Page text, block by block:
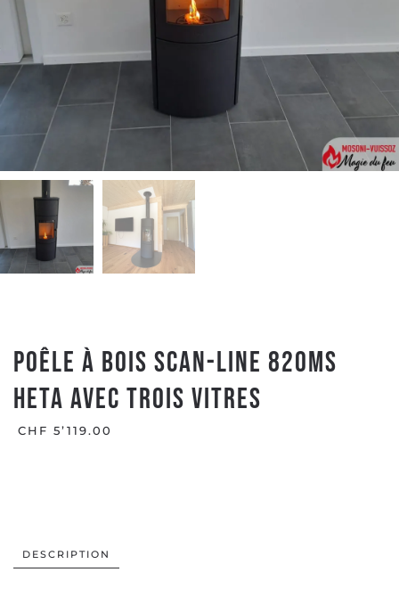
Poêle à Bois SCAN-LINE 820MS
HETA avec trois vitres
CHF 5’119.00
DESCRIPTION